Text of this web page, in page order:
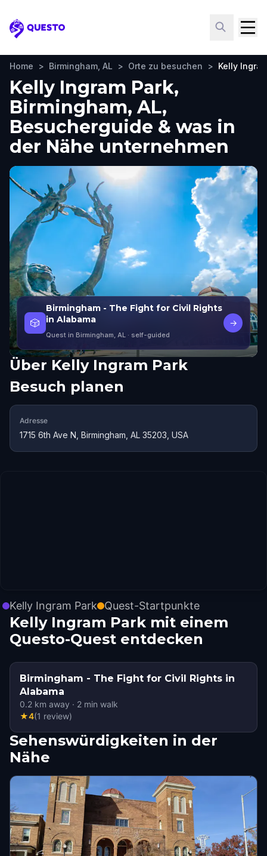
Questo
Home > Birmingham, AL > Orte zu besuchen > Kelly
Kelly Ingram Park,
Birmingham, AL,
Besucherguide & was in
der Nähe unternehmen
🎲
Birmingham - The Fight for Civil Rights
in Alabama
Quest in Birmingham, AL · self-guided
→
Über Kelly Ingram Park
Besuch planen
Adresse
1715 6th Ave N, Birmingham, AL 35203, USA
Kelly Ingram Park Quest-Startpunkte
Kelly Ingram Park mit einem
Questo-Quest entdecken
Birmingham - The Fight for Civil Rights in
Alabama
0.2 km away · 2 min walk
★4(1 review)
Sehenswürdigkeiten in der
Nähe